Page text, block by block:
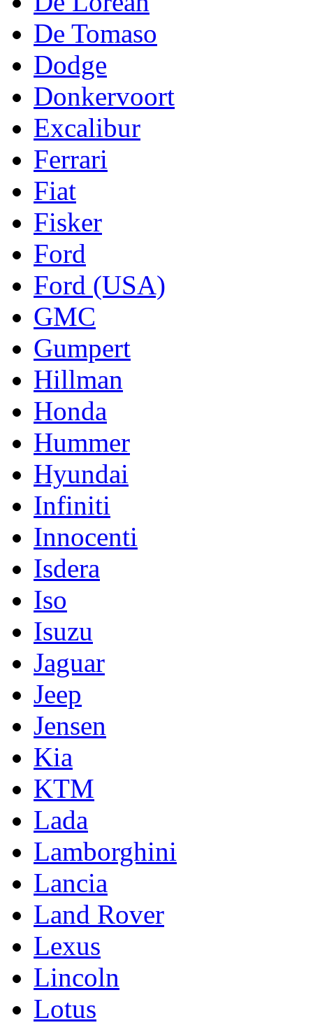
De Tomaso
Dodge
Donkervoort
Excalibur
Ferrari
Fiat
Fisker
Ford
Ford (USA)
GMC
Gumpert
Hillman
Honda
Hummer
Hyundai
Infiniti
Innocenti
Isdera
Iso
Isuzu
Jaguar
Jeep
Jensen
Kia
KTM
Lada
Lamborghini
Lancia
Land Rover
Lexus
Lincoln
Lotus